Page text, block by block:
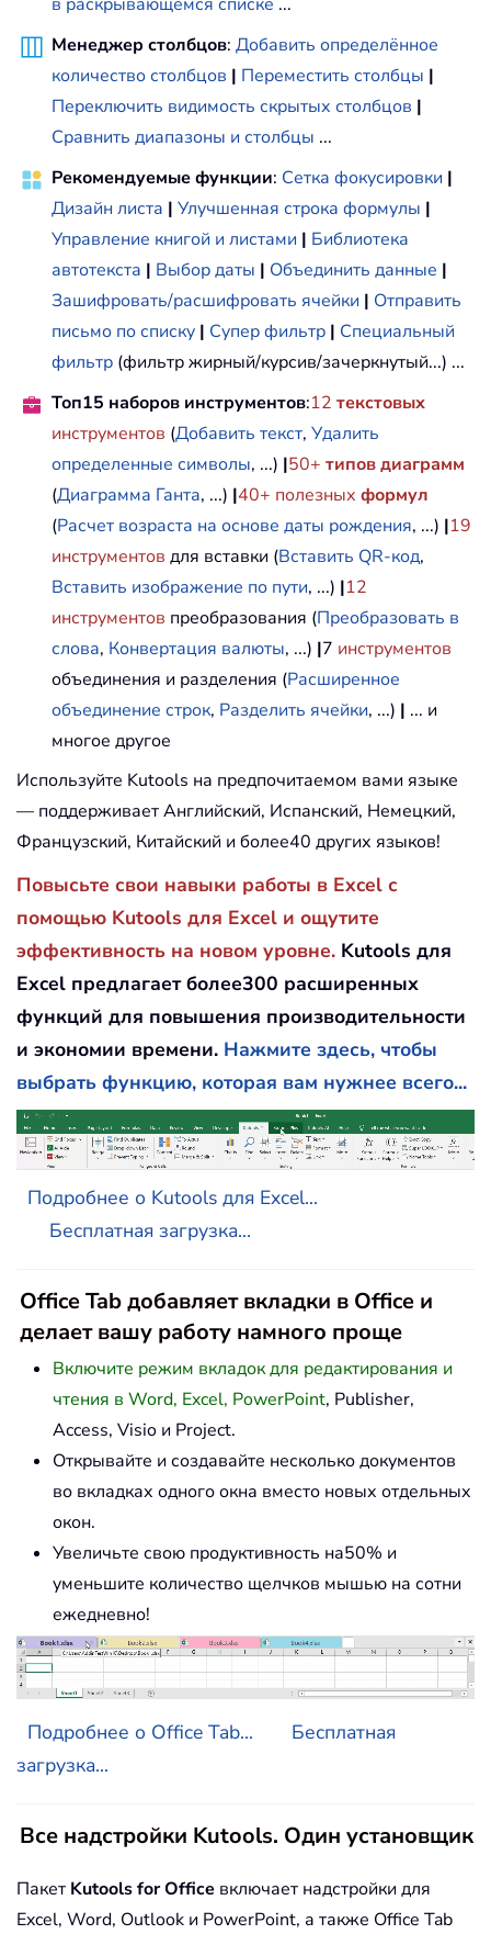
в раскрывающемся списке ...
Менеджер столбцов: Добавить определённое
количество столбцов | Переместить столбцы |
Переключить видимость скрытых столбцов |
Сравнить диапазоны и столбцы ...
Рекомендуемые функции: Сетка фокусировки |
Дизайн листа | Улучшенная строка формулы |
Управление книгой и листами | Библиотека
автотекста | Выбор даты | Объединить данные |
Зашифровать/расшифровать ячейки | Отправить
письмо по списку | Супер фильтр | Специальный
фильтр (фильтр жирный/курсив/зачеркнутый...) ...
Топ15 наборов инструментов:12 текстовых
инструментов (Добавить текст, Удалить
определенные символы, ...) |50+ типов диаграмм
(Диаграмма Ганта, ...) |40+ полезных формул
(Расчет возраста на основе даты рождения, ...) |19
инструментов для вставки (Вставить QR-код,
Вставить изображение по пути, ...) |12
инструментов преобразования (Преобразовать в
слова, Конвертация валюты, ...) |7 инструментов
объединения и разделения (Расширенное
объединение строк, Разделить ячейки, ...) | ... и
многое другое
Используйте Kutools на предпочитаемом вами языке
— поддерживает Английский, Испанский, Немецкий,
Французский, Китайский и более40 других языков!
Повысьте свои навыки работы в Excel с
помощью Kutools для Excel и ощутите
эффективность на новом уровне. Kutools для
Excel предлагает более300 расширенных
функций для повышения производительности
и экономии времени. Нажмите здесь, чтобы
выбрать функцию, которая вам нужнее всего...
Подробнее о Kutools для Excel...
Бесплатная загрузка...
Office Tab добавляет вкладки в Office и
делает вашу работу намного проще
Включите режим вкладок для редактирования и
чтения в Word, Excel, PowerPoint, Publisher,
Access, Visio и Project.
Открывайте и создавайте несколько документов
во вкладках одного окна вместо новых отдельных
окон.
Увеличьте свою продуктивность на50% и
уменьшите количество щелчков мышью на сотни
ежедневно!
Подробнее о Office Tab...
Бесплатная
загрузка...
Все надстройки Kutools. Один установщик
Пакет Kutools for Office включает надстройки для
Excel, Word, Outlook и PowerPoint, а также Office Tab